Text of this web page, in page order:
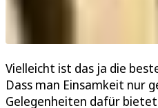
Vielleicht ist das ja die
Dass man Einsamkeit nur
Gelegenheiten dafür